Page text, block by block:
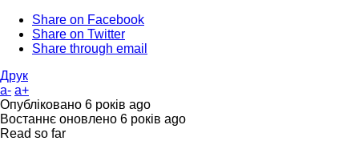
Share on Facebook
Share on Twitter
Share through email
Друк
a- a+
Опубліковано 6 років ago
Востаннє оновлено 6 років ago
Read so far